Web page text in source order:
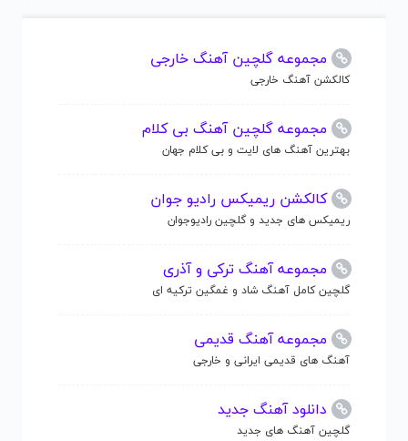
مجموعه گلچین آهنگ خارجی
کالکشن آهنگ خارجی
مجموعه گلچین آهنگ بی کلام
بهترین آهنگ های لایت و بی کلام جهان
کالکشن ریمیکس رادیو جوان
ریمیکس های جدید و گلچین رادیوجوان
مجموعه آهنگ ترکی و آذری
گلچین کامل آهنگ شاد و غمگین ترکیه ای
مجموعه آهنگ قدیمی
آهنگ های قدیمی ایرانی و خارجی
دانلود آهنگ جدید
گلچین آهنگ های جدید